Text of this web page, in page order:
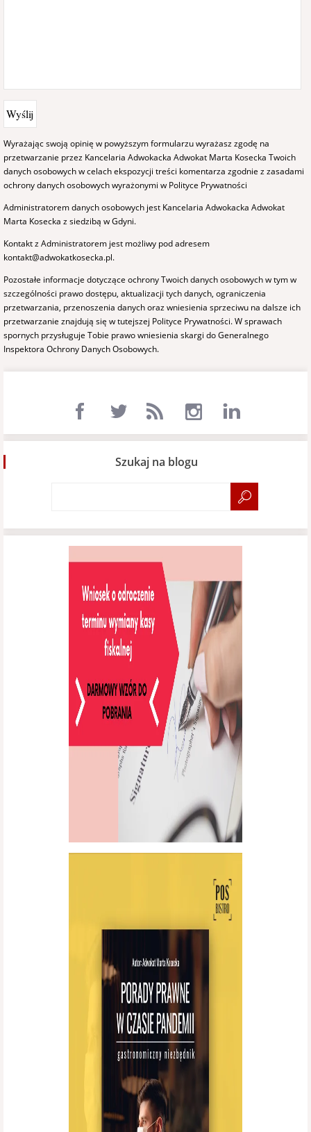
Wyrażając swoją opinię w powyższym formularzu wyrażasz zgodę na
przetwarzanie przez Kancelaria Adwokacka Adwokat Marta Kosecka Twoich
danych osobowych w celach ekspozycji treści komentarza zgodnie z zasadami
ochrony danych osobowych wyrażonymi w Polityce Prywatności
Administratorem danych osobowych jest Kancelaria Adwokacka Adwokat
Marta Kosecka z siedzibą w Gdyni.
Kontakt z Administratorem jest możliwy pod adresem
kontakt@adwokatkosecka.pl.
Pozostałe informacje dotyczące ochrony Twoich danych osobowych w tym w
szczególności prawo dostępu, aktualizacji tych danych, ograniczenia
przetwarzania, przenoszenia danych oraz wniesienia sprzeciwu na dalsze ich
przetwarzanie znajdują się w tutejszej Polityce Prywatności. W sprawach
spornych przysługuje Tobie prawo wniesienia skargi do Generalnego
Inspektora Ochrony Danych Osobowych.
Szukaj na blogu